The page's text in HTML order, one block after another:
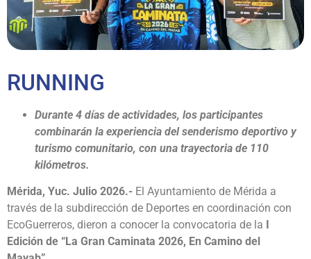
RUNNING
Durante 4 días de actividades, los participantes
combinarán la experiencia del senderismo deportivo y
turismo comunitario, con una trayectoria de 110
kilómetros.
Mérida, Yuc. Julio 2026.- El Ayuntamiento de Mérida a
través de la subdirección de Deportes en coordinación con
EcoGuerreros, dieron a conocer la convocatoria de la
Edición de “La Gran Caminata 2026, En Camino del